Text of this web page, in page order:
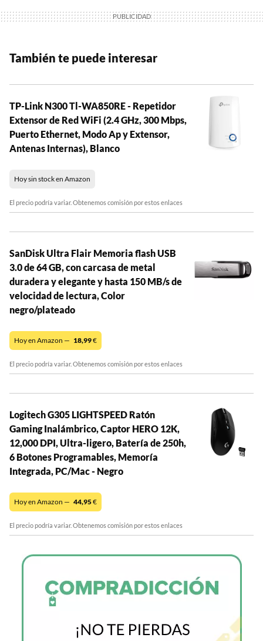
También te puede interesar
TP-Link N300 Tl-WA850RE - Repetidor
Extensor de Red WiFi (2.4 GHz, 300 Mbps,
Puerto Ethernet, Modo Ap y Extensor,
Antenas Internas), Blanco
Hoy sin stock en Amazon
El precio podría variar. Obtenemos comisión por estos enlaces
SanDisk Ultra Flair Memoria flash USB
3.0 de 64 GB, con carcasa de metal
duradera y elegante y hasta 150 MB/s de
velocidad de lectura, Color
negro/plateado
Hoy en Amazon — 18,99€
El precio podría variar. Obtenemos comisión por estos enlaces
Logitech G305 LIGHTSPEED Ratón
Gaming Inalámbrico, Captor HERO 12K,
12,000 DPI, Ultra-ligero, Batería de 250h,
6 Botones Programables, Memoría
Integrada, PC/Mac - Negro
Hoy en Amazon — 44,95€
El precio podría variar. Obtenemos comisión por estos enlaces